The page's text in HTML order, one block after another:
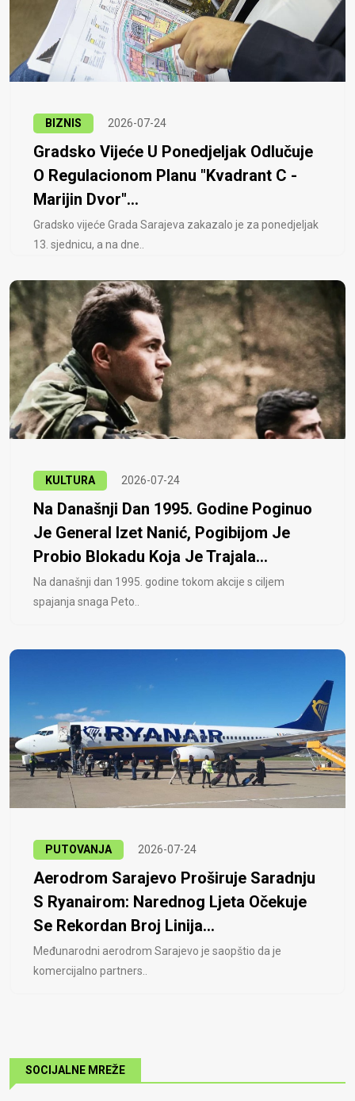
BIZNIS 2026-07-24
Gradsko Vijeće U Ponedjeljak Odlučuje
O Regulacionom Planu "Kvadrant C -
Marijin Dvor"...
Gradsko vijeće Grada Sarajeva zakazalo je za ponedjeljak
13. sjednicu, a na dne..
KULTURA 2026-07-24
Na Današnji Dan 1995. Godine Poginuo
Je General Izet Nanić, Pogibijom Je
Probio Blokadu Koja Je Trajala...
Na današnji dan 1995. godine tokom akcije s ciljem
spajanja snaga Peto..
PUTOVANJA 2026-07-24
Aerodrom Sarajevo Proširuje Saradnju
S Ryanairom: Narednog Ljeta Očekuje
Se Rekordan Broj Linija...
Međunarodni aerodrom Sarajevo je saopštio da je
komercijalno partners..
SOCIJALNE MREŽE